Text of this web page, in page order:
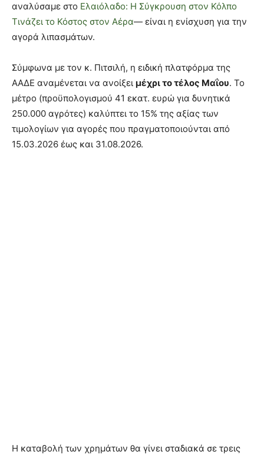
αναλύσαμε στο Ελαιόλαδο: Η Σύγκρουση στον Κόλπο
Τινάζει το Κόστος στον Αέρα— είναι η ενίσχυση για την
αγορά λιπασμάτων.
Σύμφωνα με τον κ. Πιτσιλή, η ειδική πλατφόρμα της
ΑΑΔΕ αναμένεται να ανοίξει μέχρι το τέλος Μαΐου. Το
μέτρο (προϋπολογισμού 41 εκατ. ευρώ για δυνητικά
250.000 αγρότες) καλύπτει το 15% της αξίας των
τιμολογίων για αγορές που πραγματοποιούνται από
15.03.2026 έως και 31.08.2026.
Η καταβολή των χρημάτων θα γίνει σταδιακά σε τρεις